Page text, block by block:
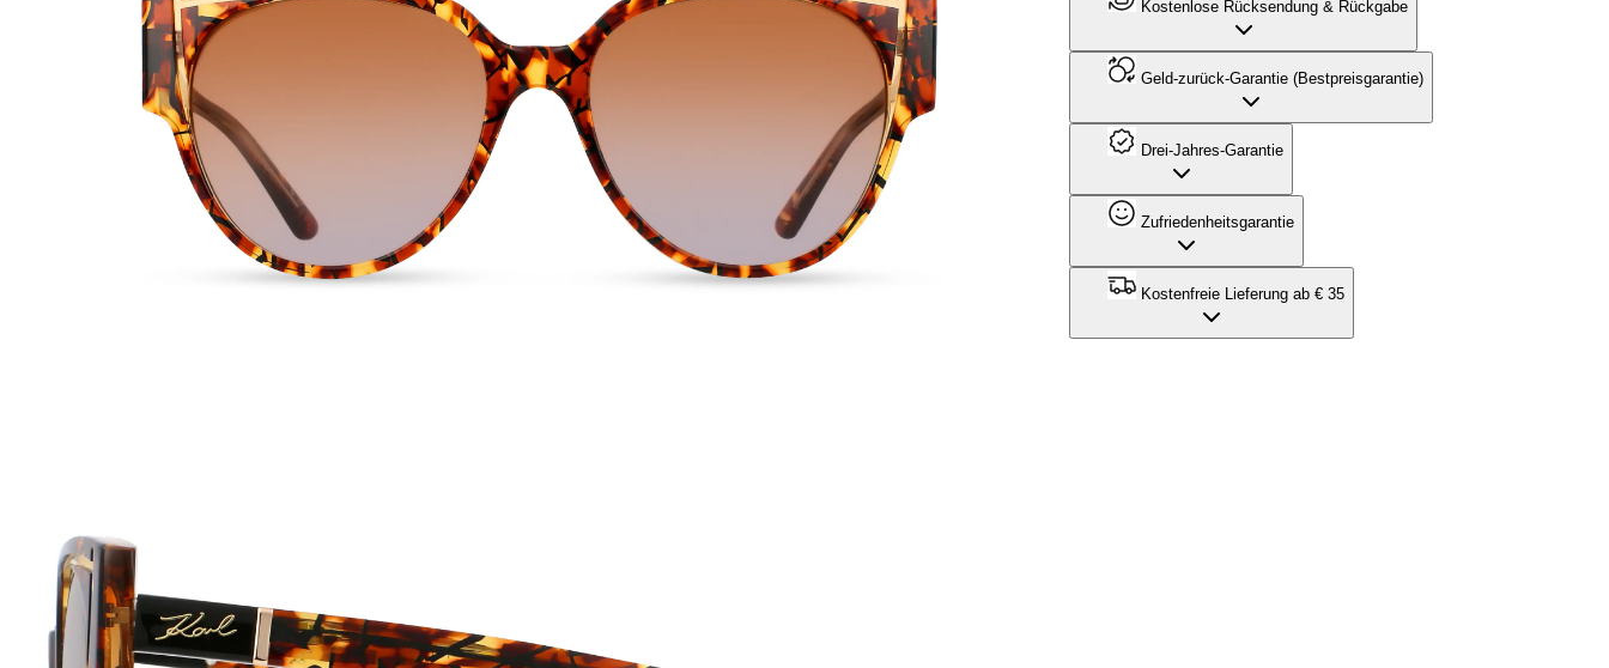
Kostenlose Rücksendung & Rückgabe
Geld-zurück-Garantie (Bestpreisgarantie)
Drei-Jahres-Garantie
Zufriedenheitsgarantie
Kostenfreie Lieferung ab € 35